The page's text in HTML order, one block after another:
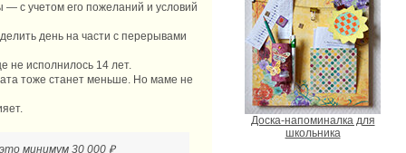
с учетом его пожеланий и условий
день на части с перерывами
еще не исполнилось 14 лет.
тоже станет меньше. Но маме не
минимум 30 000 ₽
Доска-напоминалка для
школьника